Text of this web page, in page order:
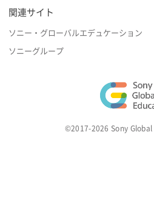
関連サイト
ソニー・グローバルエデュケーション
ソニーグループ
©2017-2026 Sony